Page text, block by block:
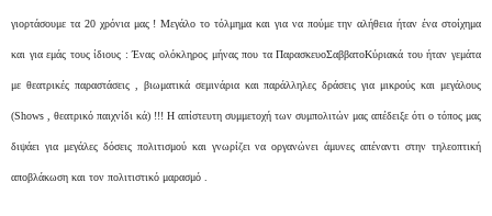
γιορτάσουμε τα 20 χρόνια μας ! Μεγάλο το τόλμημα και για να πούμε την αλήθεια ήταν ένα στοίχημα
και για εμάς τους ίδιους : Ένας ολόκληρος μήνας που τα ΠαρασκευοΣαββατοΚύριακά του ήταν γεμάτα
με θεατρικές παραστάσεις , βιωματικά σεμινάρια και παράλληλες δράσεις για μικρούς και μεγάλους
(Shows , θεατρικό παιχνίδι κά) !!! Η απίστευτη συμμετοχή των συμπολιτών μας απέδειξε ότι ο τόπος μας
διψάει για μεγάλες δόσεις πολιτισμού και γνωρίζει να οργανώνει άμυνες απέναντι στην τηλεοπτική
αποβλάκωση και τον πολιτιστικό μαρασμό .